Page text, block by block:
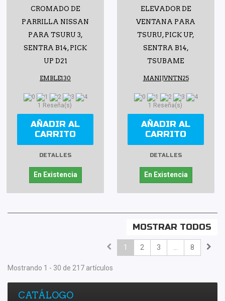
CROMADO DE
PARRILLA NISSAN
PARA TSURU 3,
SENTRA B14, PICK
UP D21
EMBLE130
1 Reseña(s)
AÑADIR AL
CARRITO
DETALLES
En Existencia
ELEVADOR DE
VENTANA PARA
TSURU, PICK UP,
SENTRA B14,
TSUBAME
MANIJVNTN25
1 Reseña(s)
AÑADIR AL
CARRITO
DETALLES
En Existencia
MOSTRAR TODOS
1 2 3 8
Mostrando 1 - 30 de 217 artículos
CATÁLOGO